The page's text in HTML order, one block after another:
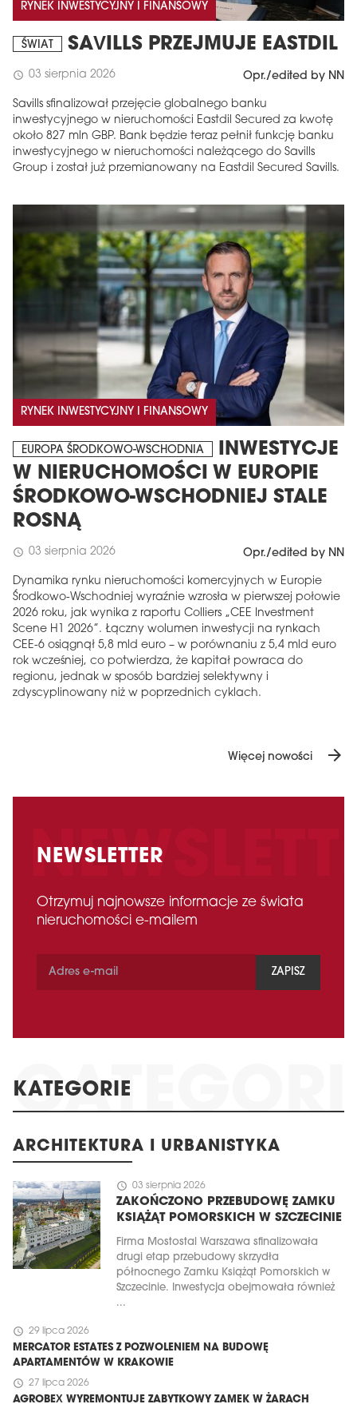
RYNEK INWESTYCYJNY I FINANSOWY
ŚWIAT SAVILLS PRZEJMUJE EASTDIL
schedule 03 sierpnia 2026 Opr./edited by NN
Savills sfinalizował przejęcie globalnego banku
inwestycyjnego w nieruchomości Eastdil Secured za kwotę
około 827 mln GBP. Bank będzie teraz pełnił funkcję banku
inwestycyjnego w nieruchomości należącego do Savills
Group i został już przemianowany na Eastdil Secured Savills.
RYNEK INWESTYCYJNY I FINANSOWY
EUROPA ŚRODKOWO-WSCHODNIA
INWESTYCJE
W NIERUCHOMOŚCI W EUROPIE
ŚRODKOWO-WSCHODNIEJ STALE
ROSNĄ
schedule 03 sierpnia 2026 Opr./edited by NN
Dynamika rynku nieruchomości komercyjnych w Europie
Środkowo-Wschodniej wyraźnie wzrosła w pierwszej połowie
2026 roku, jak wynika z raportu Colliers „CEE Investment
Scene H1 2026”. Łączny wolumen inwestycji na rynkach
CEE-6 osiągnął 5,8 mld euro – w porównaniu z 5,4 mld euro
rok wcześniej, co potwierdza, że ​​kapitał powraca do
regionu, jednak w sposób bardziej selektywny i
zdyscyplinowany niż w poprzednich cyklach.
Więcej nowości arrow_forward
NEWSLETTER
Otrzymuj najnowsze informacje ze świata
nieruchomości e-mailem
ZAPISZ
KATEGORIE
ARCHITEKTURA I URBANISTYKA
schedule 03 sierpnia 2026
ZAKOŃCZONO PRZEBUDOWĘ ZAMKU
KSIĄŻĄT POMORSKICH W SZCZECINIE
Firma Mostostal Warszawa sfinalizowała
drugi etap przebudowy skrzydła
północnego Zamku Książąt Pomorskich w
Szczecinie. Inwestycja obejmowała również
...
schedule 29 lipca 2026
MERCATOR ESTATES Z POZWOLENIEM NA BUDOWĘ
APARTAMENTÓW W KRAKOWIE
schedule 27 lipca 2026
AGROBEX WYREMONTUJE ZABYTKOWY ZAMEK W ŻARACH